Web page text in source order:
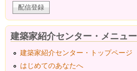
建築家紹介センター・メニュー
建築家紹介センター・トップページ
はじめてのあなたへ